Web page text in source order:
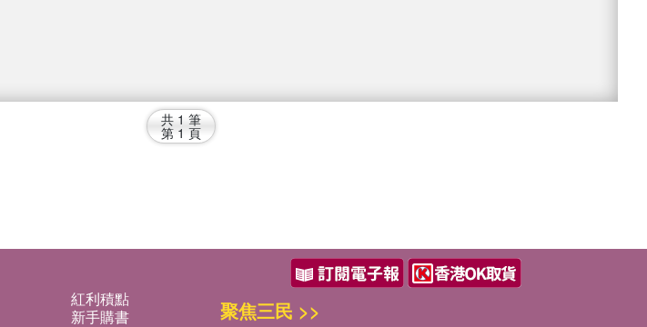
共 1 筆
第 1 頁
紅利積點
新手購書
聚焦三民 >>